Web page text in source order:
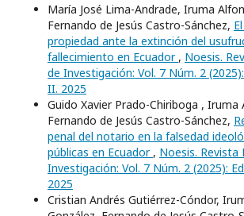
María José Lima-Andrade, Iruma
Fernando de Jesús Castro-Sánchez,
propiedad ante la extinción del
fallecimiento en Ecuador , Noesis.
de Investigación: Vol. 7 Núm. 2
II. 2025
Guido Xavier Prado-Chiriboga , Iruma
Fernando de Jesús Castro-Sánchez,
penal del notario en la falsedad
públicas en Ecuador , Noesis. Revista
Investigación: Vol. 7 Núm. 2 (2025):
2025
Cristian Andrés Gutiérrez-Cóndor,